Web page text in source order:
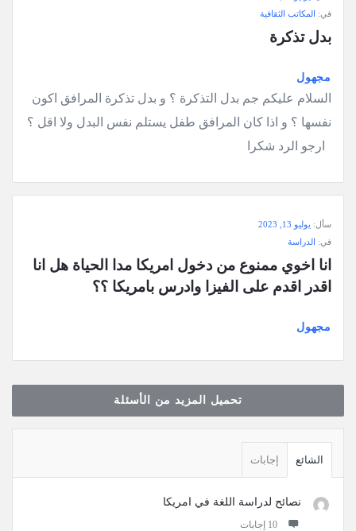
في: المكاتب الثقافية
بدل تذكرة
مجهول
السلام عليكم جم بدل التذكرة ؟ و بدل تذكرة المرافق اكون
نفسها ؟ و اذا كان المرافق طفل يستلم نفس البدل ولا اقل ؟
ارجو الرد شكرا
سأل: يوليو 13, 2023
في: الدراسة
اقدر اقدم على الفيزا وادرس بامريكا ؟؟
مجهول
‫تحميل المزيد من الأسئلة
الجانبيةالشائع إجابات
نصائح لدراسة اللغة في امريكا
‫10 إجابات